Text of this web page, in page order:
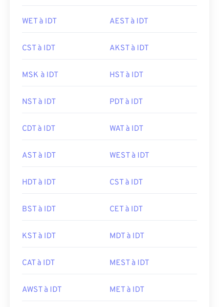
WET à IDT AEST à IDT
CST à IDT AKST à IDT
MSK à IDT HST à IDT
NST à IDT PDT à IDT
CDT à IDT WAT à IDT
AST à IDT WEST à IDT
HDT à IDT CST à IDT
BST à IDT CET à IDT
KST à IDT MDT à IDT
CAT à IDT MEST à IDT
AWST à IDT MET à IDT